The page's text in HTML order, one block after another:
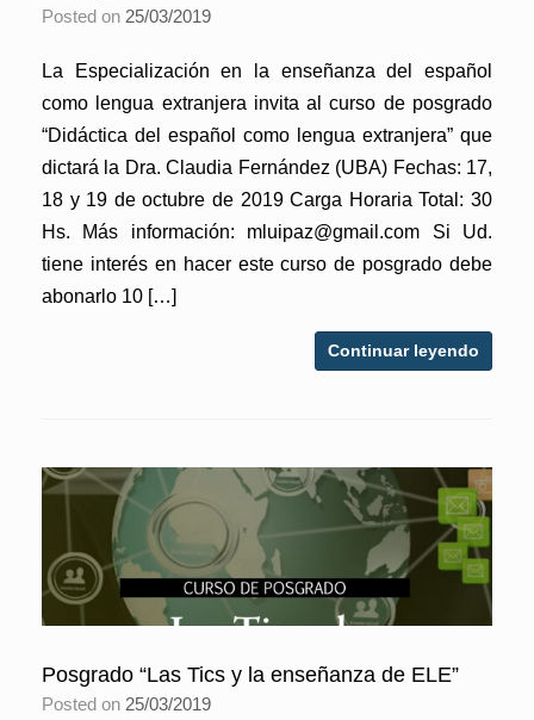
Posted on 25/03/2019
La Especialización en la enseñanza del español
como lengua extranjera invita al curso de posgrado
“Didáctica del español como lengua extranjera” que
dictará la Dra. Claudia Fernández (UBA) Fechas: 17,
18 y 19 de octubre de 2019 Carga Horaria Total: 30
Hs. Más información: mluipaz@gmail.com Si Ud.
tiene interés en hacer este curso de posgrado debe
abonarlo 10 […]
Continuar leyendo
Posgrado “Las Tics y la enseñanza de ELE”
Posted on 25/03/2019